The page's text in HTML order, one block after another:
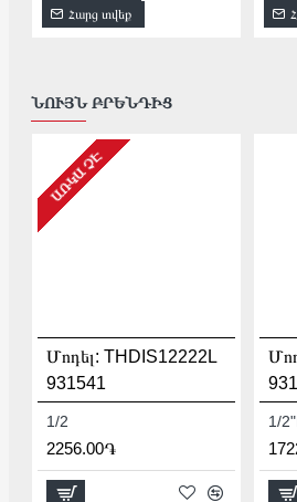
Հարց տվեք
ՆՈՒՅՆ ԲՐԵՆԴԻՑ
ԱՌԿԱ ՉԷ
Մոդել: THDIS12222L
931541
1/2
2256.00֏